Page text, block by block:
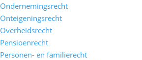
Ondernemingsrecht
Onteigeningsrecht
Overheidsrecht
Pensioenrecht
Personen- en familierecht